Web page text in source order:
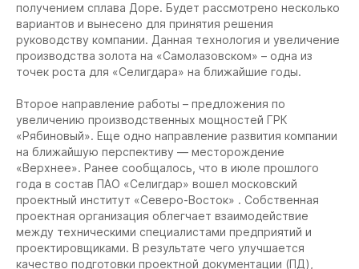
получением сплава Доре. Будет рассмотрено несколько
вариантов и вынесено для принятия решения
руководству компании. Данная технология и увеличение
производства золота на «Самолазовском» – одна из
точек роста для «Селигдара» на ближайшие годы.
Второе направление работы – предложения по
увеличению производственных мощностей ГРК
«Рябиновый». Еще одно направление развития компании
на ближайшую перспективу — месторождение
«Верхнее». Ранее сообщалось, что в июле прошлого
года в состав ПАО «Селигдар» вошел московский
проектный институт «Северо-Восток» . Собственная
проектная организация облегчает взаимодействие
между техническими специалистами предприятий и
проектировщиками. В результате чего улучшается
качество подготовки проектной документации (ПД),